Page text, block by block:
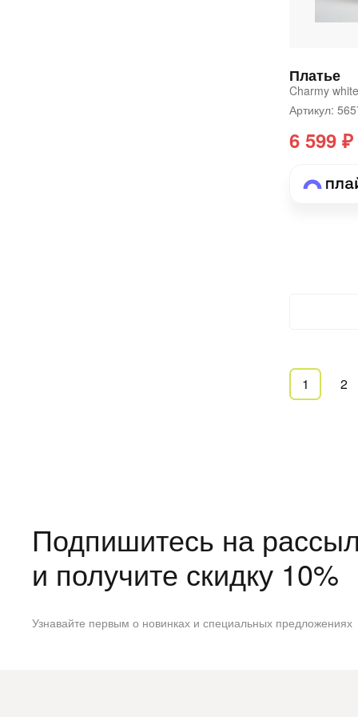
Платье
Charmy white
Артикул:
6 599 ₽
1 2
Подпишитесь на
и получите скидку 10%
Узнавайте первым о новинках и специальных предложениях